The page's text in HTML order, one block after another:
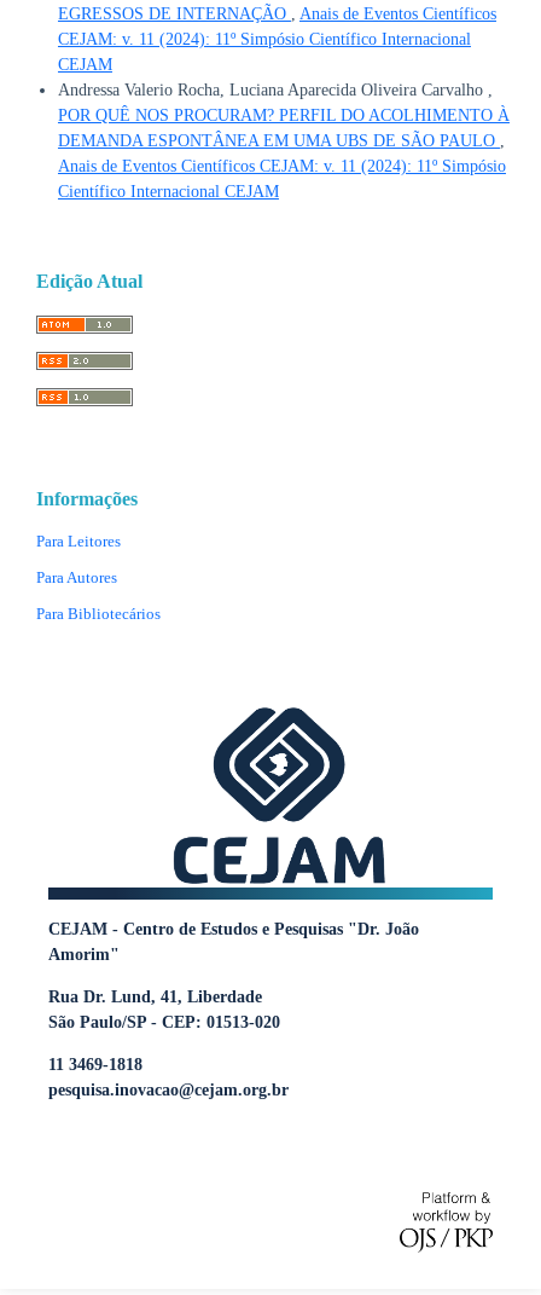
EGRESSOS DE INTERNAÇÃO
Anais de Eventos Científicos
CEJAM: v. 11 (2024): 11º Simpósio Científico Internacional
CEJAM
Andressa Valerio Rocha, Luciana Aparecida Oliveira Carvalho ,
POR QUÊ NOS PROCURAM? PERFIL DO ACOLHIMENTO À
DEMANDA ESPONTÂNEA EM UMA UBS DE SÃO PAULO
Anais de Eventos Científicos CEJAM: v. 11 (2024): 11º Simpósio
Científico Internacional CEJAM
Edição Atual
Informações
Para Leitores
Para Autores
Para Bibliotecários
CEJAM - Centro de Estudos e Pesquisas "Dr. João
Amorim"
Rua Dr. Lund, 41, Liberdade
São Paulo/SP - CEP: 01513-020
11 3469-1818
pesquisa.inovacao@cejam.org.br